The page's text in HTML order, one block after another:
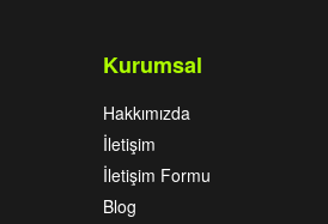
Kurumsal
Hakkımızda
İletişim
İletişim Formu
Blog